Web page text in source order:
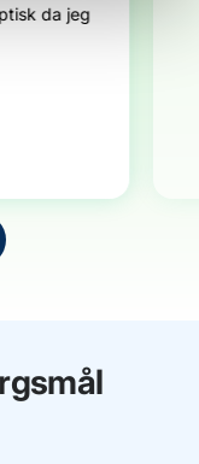
da jeg